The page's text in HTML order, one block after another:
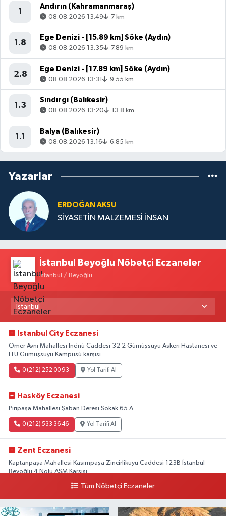
1
Andırın (Kahramanmaraş)
08.08.2026 13:49 7 km
1.8
Ege Denizi - [15.89 km] Söke (Aydın)
08.08.2026 13:35 7.89 km
2.8
Ege Denizi - [17.89 km] Söke (Aydın)
08.08.2026 13:31 9.55 km
1.3
Sındırgı (Balıkesir)
08.08.2026 13:20 13.8 km
1.1
Balya (Balıkesir)
08.08.2026 13:16 6.85 km
Yazarlar
ERDOĞAN AKSU
SİYASETİN MALZEMESİ İNSAN
İstanbul Beyoğlu Nöbetçi Eczaneler
İstanbul / Beyoğlu
Istanbul City Eczanesi
Ömer Avni Mahallesi İnönü Caddesi 32 2 Gümüşsuyu Askeri Hastanesi ve
İTÜ Gümüşsuyu Kampüsü karşısı
0 (212) 252 00 93 Yol Tarifi Al
Hasköy Eczanesi
Piripaşa Mahallesi Şaban Deresi Sokak 65 A
0 (212) 533 36 46 Yol Tarifi Al
Zent Eczanesi
Kaptanpaşa Mahallesi Kasımpaşa Zincirlikuyu Caddesi 123B İstanbul
Beyoğlu 4 Nolu ASM Karşısı
Yol Tarifi Al
Tüm Nöbetçi Eczaneler